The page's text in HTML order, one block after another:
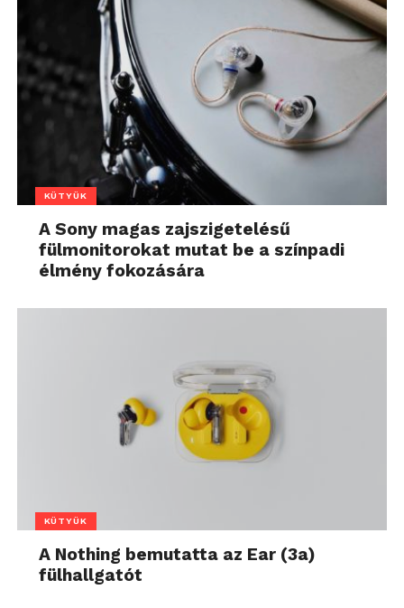
KÜTYÜK
A Sony magas zajszigetelésű
fülmonitorokat mutat be a színpadi
élmény fokozására
KÜTYÜK
A Nothing bemutatta az Ear (3a)
fülhallgatót